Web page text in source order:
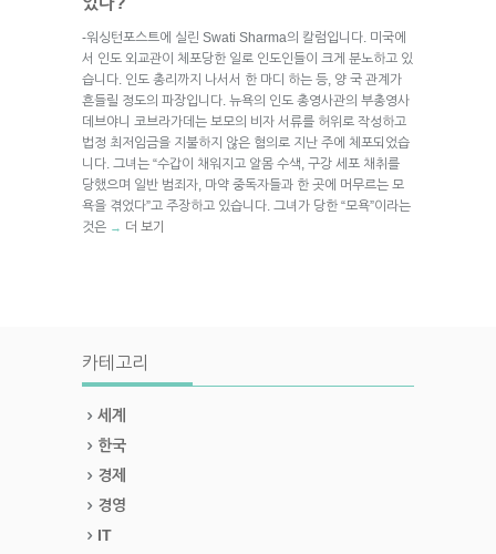
-워싱턴포스트에 실린 Swati Sharma의 칼럼입니다. 미국에
서 인도 외교관이 체포당한 일로 인도인들이 크게 분노하고 있
습니다. 인도 총리까지 나서서 한 마디 하는 등, 양 국 관계가
흔들릴 정도의 파장입니다. 뉴욕의 인도 총영사관의 부총영사
데브야니 코브라가데는 보모의 비자 서류를 허위로 작성하고
법정 최저임금을 지불하지 않은 혐의로 지난 주에 체포되었습
니다. 그녀는 “수갑이 채워지고 알몸 수색, 구강 세포 채취를
당했으며 일반 범죄자, 마약 중독자들과 한 곳에 머무르는 모
욕을 겪었다”고 주장하고 있습니다. 그녀가 당한 “모욕”이라는
것은 → 더 보기
카테고리
세계
한국
경제
경영
IT